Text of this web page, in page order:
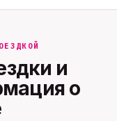
и
о